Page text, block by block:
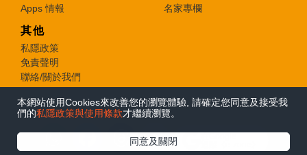
Apps 情報
名家專欄
其他
私隱政策
免責聲明
聯絡/關於我們
© 2026 e-zone. All Rights Reserved.
本網站使用Cookies來改善您的瀏覽體驗, 請確定您同意及接受我
們的私隱政策與使用條款才繼續瀏覽。
同意及關閉